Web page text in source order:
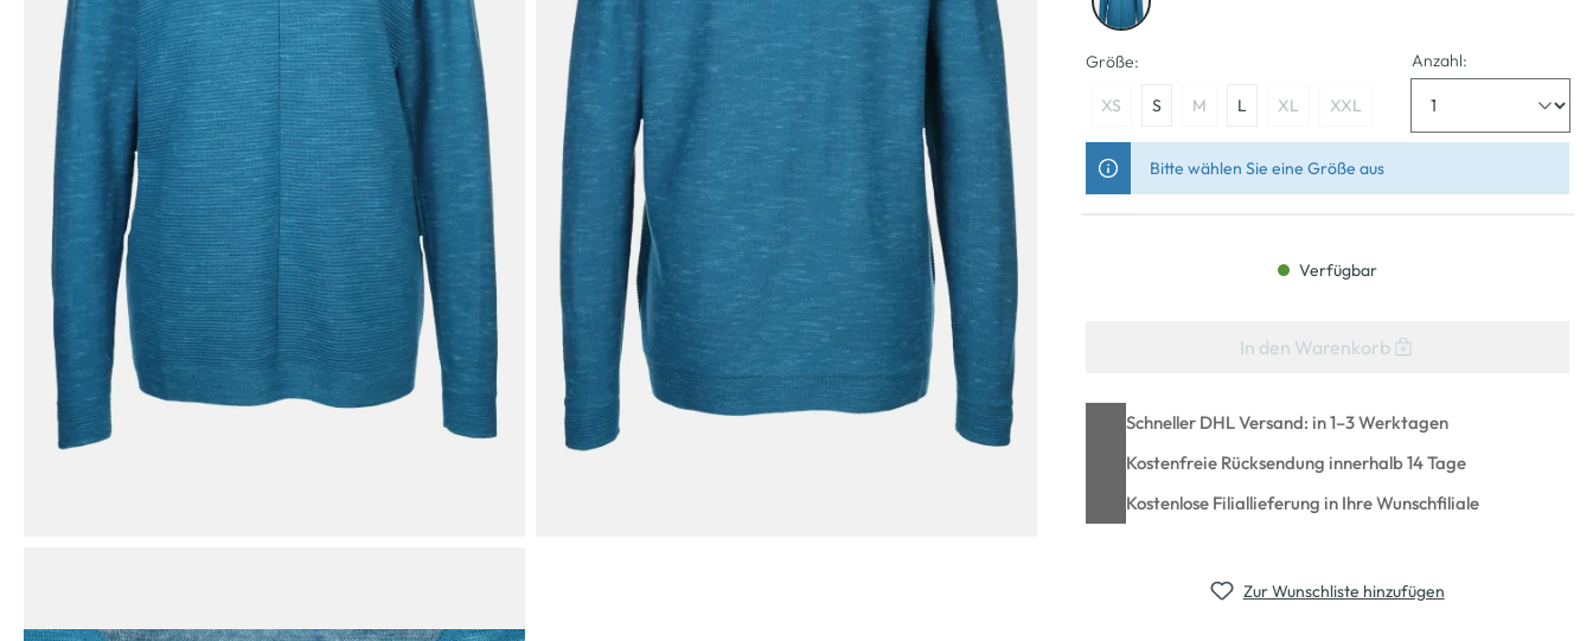
Größe:
XS S M L XL XXL
Anzahl:
Bitte wählen Sie eine Größe aus
Verfügbar
In den Warenkorb
Schneller DHL Versand: in 1–3 Werktagen
Kostenfreie Rücksendung innerhalb 14 Tage
Kostenlose Filiallieferung in Ihre Wunschfiliale
Zur Wunschliste hinzufügen